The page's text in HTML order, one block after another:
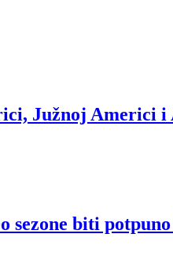
Južnoj Americi i
sezone biti